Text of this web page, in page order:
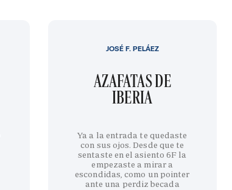
AZAFATAS DE
IBERIA
Ya a la entrada te quedaste
con sus ojos. Desde que te
sentaste en el asiento 6F la
empezaste a mirar a
escondidas, como un pointer
ante una perdiz becada
JOSÉ F. PELÁEZ